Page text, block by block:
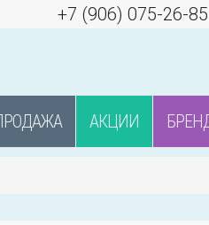
+7 (906) 075-26-85
АКЦИИ